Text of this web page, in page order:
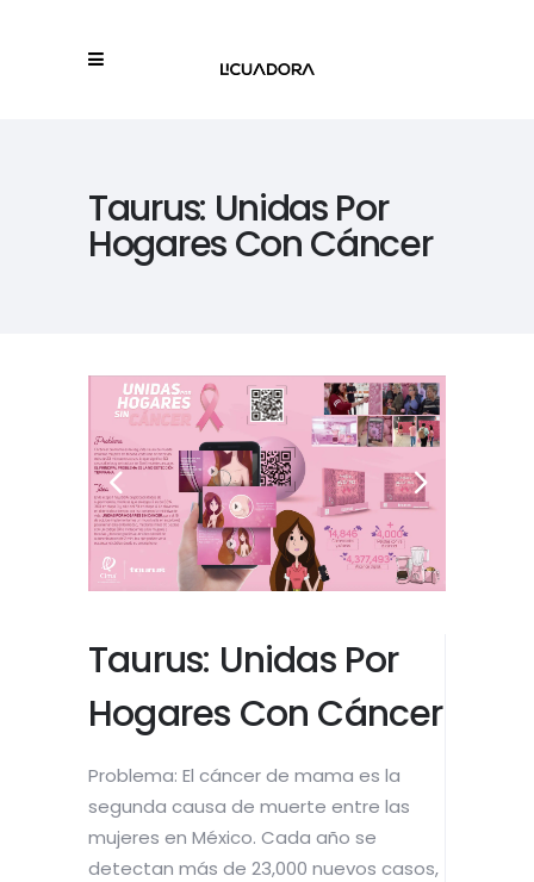
Taurus: Unidas Por
Hogares Con Cáncer
Taurus: Unidas Por
Hogares Con Cáncer
Problema: El cáncer de mama es la
segunda causa de muerte entre las
mujeres en México. Cada año se
detectan más de 23,000 nuevos casos,